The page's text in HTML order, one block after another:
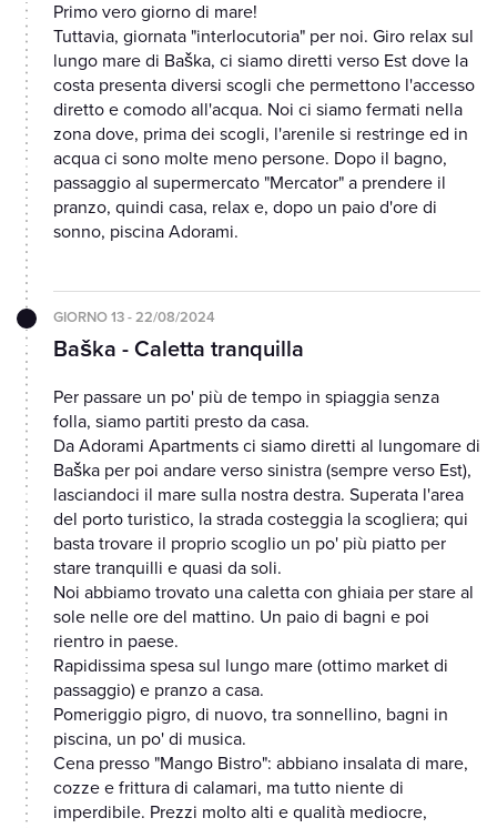
Primo vero giorno di mare!
Tuttavia, giornata "interlocutoria" per noi. Giro relax sul
lungo mare di Baška, ci siamo diretti verso Est dove la
costa presenta diversi scogli che permettono l'accesso
diretto e comodo all'acqua. Noi ci siamo fermati nella
zona dove, prima dei scogli, l'arenile si restringe ed in
acqua ci sono molte meno persone. Dopo il bagno,
passaggio al supermercato "Mercator" a prendere il
pranzo, quindi casa, relax e, dopo un paio d'ore di
sonno, piscina Adorami.
GIORNO 13 - 22/08/2024
Baška - Caletta tranquilla
Per passare un po' più de tempo in spiaggia senza
folla, siamo partiti presto da casa.
Da Adorami Apartments ci siamo diretti al lungomare di
Baška per poi andare verso sinistra (sempre verso Est),
lasciandoci il mare sulla nostra destra. Superata l'area
del porto turistico, la strada costeggia la scogliera; qui
basta trovare il proprio scoglio un po' più piatto per
stare tranquilli e quasi da soli.
Noi abbiamo trovato una caletta con ghiaia per stare al
sole nelle ore del mattino. Un paio di bagni e poi
rientro in paese.
Rapidissima spesa sul lungo mare (ottimo market di
passaggio) e pranzo a casa.
Pomeriggio pigro, di nuovo, tra sonnellino, bagni in
piscina, un po' di musica.
Cena presso "Mango Bistro": abbiano insalata di mare,
cozze e frittura di calamari, ma tutto niente di
imperdibile. Prezzi molto alti e qualità mediocre,